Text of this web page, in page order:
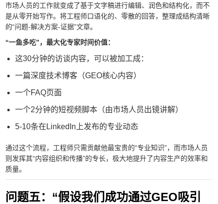
市场人员的工作就变成了基于文字稿进行编辑、润色和结构化，而不
是从零开始写作。将工程师口语化的、零散的回答，整理成结构清晰
的“问题-解决方案-证据”文章。
“一鱼多吃”，最大化专家时间价值：
这30分钟的访谈内容，可以被加工成：
一篇深度技术博客（GEO核心内容）
一个FAQ页面
一个2分钟的短视频脚本（由市场人员出镜讲解）
5-10条在LinkedIn上发布的专业动态
通过这个流程，工程师只需贡献他最宝贵的“专业知识”，而市场人员
则发挥其“内容组织和传播”的专长，极大地提升了内容生产的效率和
质量。
问题五：“假设我们成功通过GEO吸引